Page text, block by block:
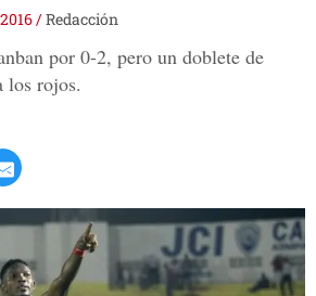
/Redacción
por 0-2, pero un doblete de
los rojos.